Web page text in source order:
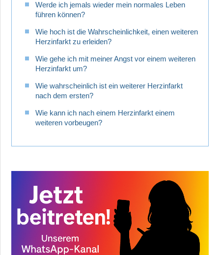
Werde ich jemals wieder mein normales Leben
führen können?
Wie hoch ist die Wahrscheinlichkeit, einen weiteren
Herzinfarkt zu erleiden?
Wie gehe ich mit meiner Angst vor einem weiteren
Herzinfarkt um?
Wie wahrscheinlich ist ein weiterer Herzinfarkt
nach dem ersten?
Wie kann ich nach einem Herzinfarkt einem
weiteren vorbeugen?